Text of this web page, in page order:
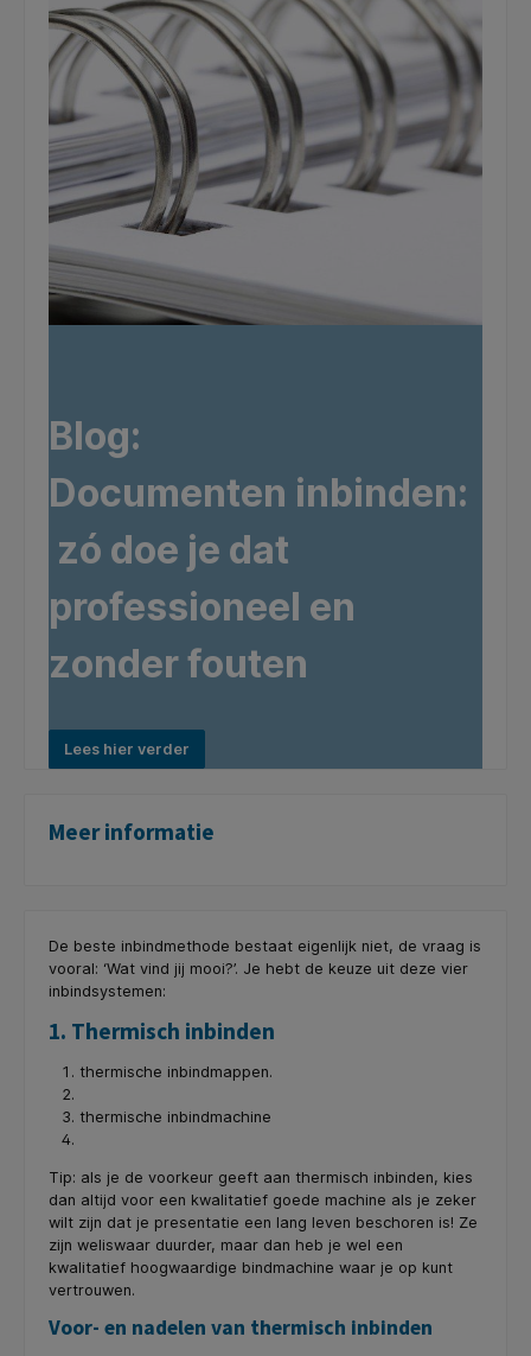
Blog:
Documenten inbinden:
zó doe je dat
professioneel en
zonder fouten
Lees hier verder
Meer informatie
De beste inbindmethode bestaat eigenlijk niet, de vraag is
vooral: ‘Wat vind jij mooi?’. Je hebt de keuze uit deze vier
inbindsystemen:
1. Thermisch inbinden
thermische inbindmappen.
thermische inbindmachine
Tip: als je de voorkeur geeft aan thermisch inbinden, kies
dan altijd voor een kwalitatief goede machine als je zeker
wilt zijn dat je presentatie een lang leven beschoren is! Ze
zijn weliswaar duurder, maar dan heb je wel een
kwalitatief hoogwaardige bindmachine waar je op kunt
vertrouwen.
Voor- en nadelen van thermisch inbinden